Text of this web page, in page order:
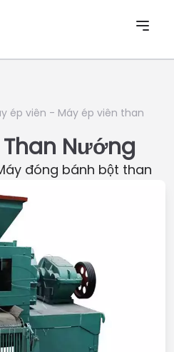
ép viên - Máy ép viên than
Than Nướng
đóng bánh bột than